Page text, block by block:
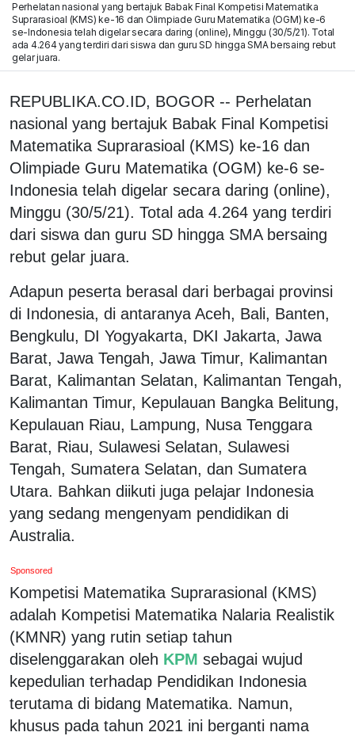
Perhelatan nasional yang bertajuk Babak Final Kompetisi Matematika
Suprarasioal (KMS) ke-16 dan Olimpiade Guru Matematika (OGM) ke-6
se-Indonesia telah digelar secara daring (online), Minggu (30/5/21). Total
ada 4.264 yang terdiri dari siswa dan guru SD hingga SMA bersaing rebut
gelar juara.
REPUBLIKA.CO.ID, BOGOR -- Perhelatan
nasional yang bertajuk Babak Final Kompetisi
Matematika Suprarasioal (KMS) ke-16 dan
Olimpiade Guru Matematika (OGM) ke-6 se-
Indonesia telah digelar secara daring (online),
Minggu (30/5/21). Total ada 4.264 yang terdiri
dari siswa dan guru SD hingga SMA bersaing
rebut gelar juara.
Adapun peserta berasal dari berbagai provinsi
di Indonesia, di antaranya Aceh, Bali, Banten,
Bengkulu, DI Yogyakarta, DKI Jakarta, Jawa
Barat, Jawa Tengah, Jawa Timur, Kalimantan
Barat, Kalimantan Selatan, Kalimantan Tengah,
Kalimantan Timur, Kepulauan Bangka Belitung,
Kepulauan Riau, Lampung, Nusa Tenggara
Barat, Riau, Sulawesi Selatan, Sulawesi
Tengah, Sumatera Selatan, dan Sumatera
Utara. Bahkan diikuti juga pelajar Indonesia
yang sedang mengenyam pendidikan di
Australia.
Sponsored
Kompetisi Matematika Suprarasional (KMS)
adalah Kompetisi Matematika Nalaria Realistik
(KMNR) yang rutin setiap tahun
diselenggarakan oleh KPM sebagai wujud
kepedulian terhadap Pendidikan Indonesia
terutama di bidang Matematika. Namun,
khusus pada tahun 2021 ini berganti nama